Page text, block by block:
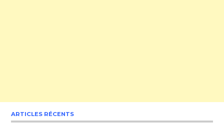
ARTICLES RÉCENTS